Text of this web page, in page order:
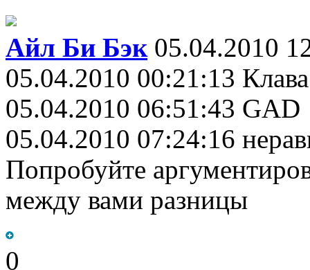
Айл Би Бэк05.04.2010
05.04.2010 00:21:13 Клава
05.04.2010 06:51:43 GAD
05.04.2010 07:24:16
Попробуйте
между вами разницы
0